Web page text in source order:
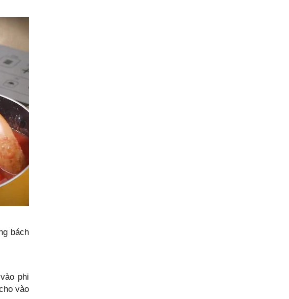
bách
phi
vào